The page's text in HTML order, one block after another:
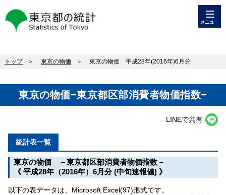
東京都の統計
トップ ＞ 東京の物価 ＞ 東京の物価 平成28年(2016年)6月分
東京の物価−東京都区部消費者物価指数−
LINEで共有
統計表一覧
東京の物価 －東京都区部消費者物価指数－
《 平成28年（2016年）6月分 (中旬速報値) 》
以下の表データは、Microsoft Excel(97)形式です。